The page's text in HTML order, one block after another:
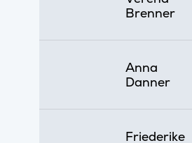
Brenner
Anna
Danner
Friederike